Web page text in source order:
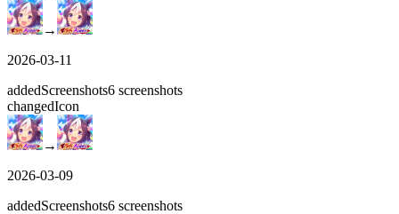
→
2026-03-11
addedScreenshots6 screenshots
changedIcon
→
2026-03-09
addedScreenshots6 screenshots